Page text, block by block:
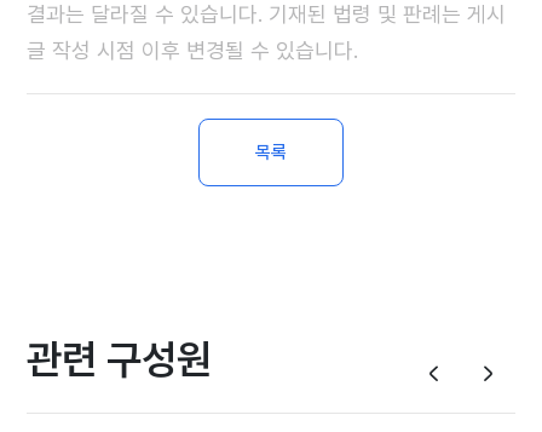
결과는 달라질 수 있습니다. 기재된 법령 및 판례는 게시
글 작성 시점 이후 변경될 수 있습니다.
목록
관련 구성원